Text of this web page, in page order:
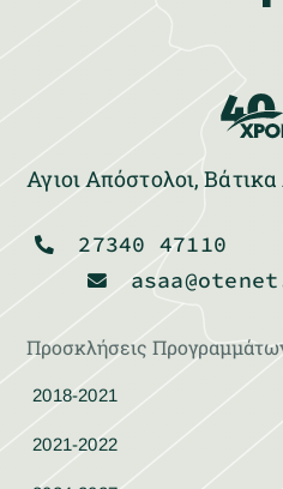
Προσκλήσεις
2018-2021
2021-2022
Αγιοι Απόστολοι,
27340 47110